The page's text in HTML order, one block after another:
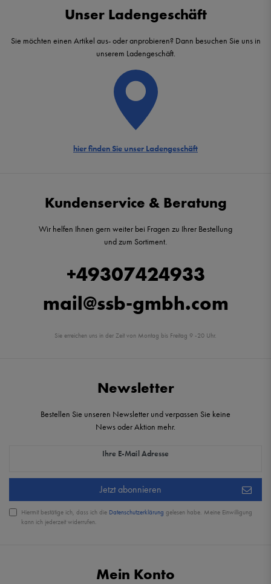
Unser Ladengeschäft
Sie möchten einen Artikel aus- oder anprobieren? Dann besuchen Sie uns in
unserem Ladengeschäft.
hier finden Sie unser Ladengeschäft
Kundenservice & Beratung
Wir helfen Ihnen gern weiter bei Fragen zu Ihrer Bestellung
und zum Sortiment.
+49307424933
mail@ssb-gmbh.com
Sie erreichen uns in der Zeit von Montag bis Freitag 9 -20 Uhr.
Mein Konto
Newsletter
Bestellen Sie unseren Newsletter und verpassen Sie keine
News oder Aktion mehr.
Ihre E-Mail Adresse
Newsletter Honig
Jetzt abonnieren
Hiermit bestätige ich, dass ich die Daten­schutz­erklärung gelesen habe. Meine Einwilligung
kann ich jederzeit widerrufen.